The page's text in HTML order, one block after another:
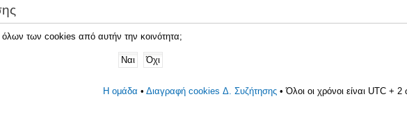
όλων των cookies από αυτήν την κοινότητα;
Η ομάδα • Διαγραφή cookies Δ. Συζήτησης• Όλοι οι χρόνοι είναι UTC + 2